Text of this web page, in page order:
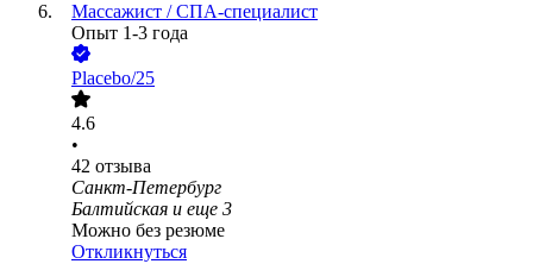
Массажист / СПА-специалист
Опыт 1-3 года
Placebo/25
4.6
•
42 отзыва
Санкт-Петербург
Балтийская и еще 3
Можно без резюме
Откликнуться